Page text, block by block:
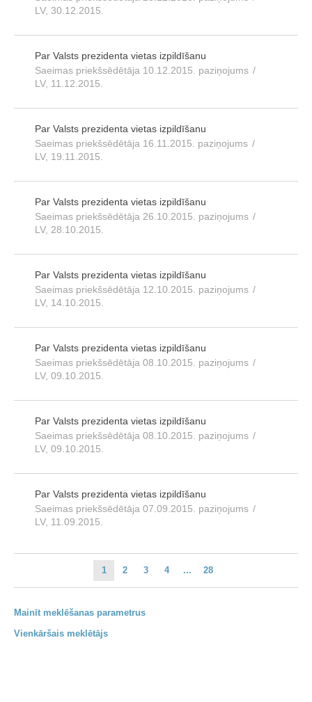
LV, 30.12.2015.
Par Valsts prezidenta vietas izpildīšanu
Saeimas priekšsēdētāja 10.12.2015. paziņojums /
LV, 11.12.2015.
Par Valsts prezidenta vietas izpildīšanu
Saeimas priekšsēdētāja 16.11.2015. paziņojums /
LV, 19.11.2015.
Par Valsts prezidenta vietas izpildīšanu
Saeimas priekšsēdētāja 26.10.2015. paziņojums /
LV, 28.10.2015.
Par Valsts prezidenta vietas izpildīšanu
Saeimas priekšsēdētāja 12.10.2015. paziņojums /
LV, 14.10.2015.
Par Valsts prezidenta vietas izpildīšanu
Saeimas priekšsēdētāja 08.10.2015. paziņojums /
LV, 09.10.2015.
Par Valsts prezidenta vietas izpildīšanu
Saeimas priekšsēdētāja 08.10.2015. paziņojums /
LV, 09.10.2015.
Par Valsts prezidenta vietas izpildīšanu
Saeimas priekšsēdētāja 07.09.2015. paziņojums /
LV, 11.09.2015.
1 2 3 4 ... 28
Mainīt meklēšanas parametrus
Vienkāršais meklētājs